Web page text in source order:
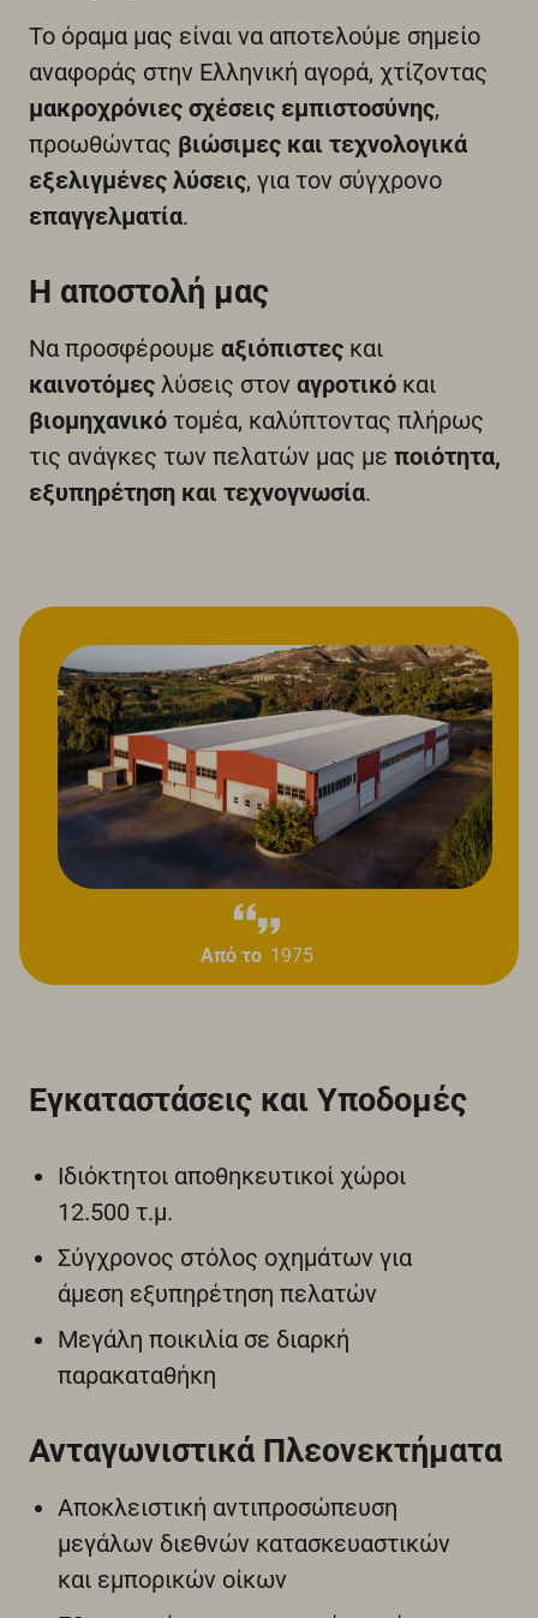
Το όραμα μας είναι να αποτελούμε σημείο
αναφοράς στην Ελληνική αγορά, χτίζοντας
μακροχρόνιες σχέσεις εμπιστοσύνης,
προωθώντας βιώσιμες και τεχνολογικά
εξελιγμένες λύσεις, για τον σύγχρονο
επαγγελματία.
Η αποστολή μας
Να προσφέρουμε αξιόπιστες και
καινοτόμες λύσεις στον αγροτικό και
βιομηχανικό τομέα, καλύπτοντας πλήρως
τις ανάγκες των πελατών μας με ποιότητα,
εξυπηρέτηση και τεχνογνωσία.
Από το 1975
Εγκαταστάσεις και Υποδομές
Ιδιόκτητοι αποθηκευτικοί χώροι
12.500 τ.μ.
Σύγχρονος στόλος οχημάτων για
άμεση εξυπηρέτηση πελατών
Μεγάλη ποικιλία σε διαρκή
παρακαταθήκη
Ανταγωνιστικά Πλεονεκτήματα
Αποκλειστική αντιπροσώπευση
μεγάλων διεθνών κατασκευαστικών
και εμπορικών οίκων